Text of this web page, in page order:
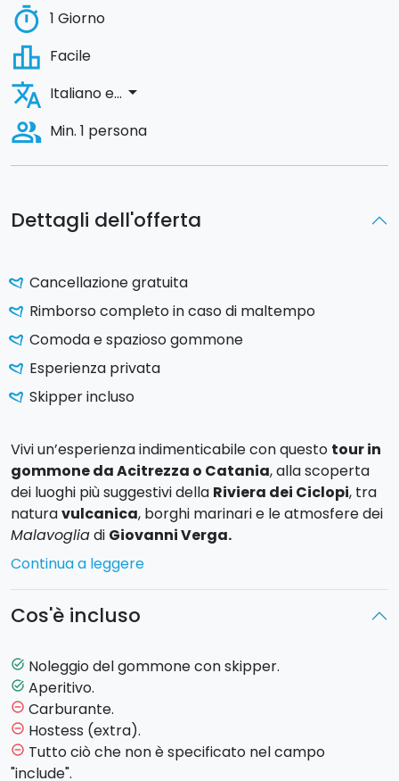
Dettagli dell'offerta
Cancellazione gratuita
Rimborso completo in caso di maltempo
Comoda e spazioso gommone
Esperienza privata
Skipper incluso
Viviun’esperienzaindimenticabileconquesto tourin
gommonedaAcitrezza o Catania,allascoperta
dei luoghi piùsuggestividella Riviera dei Ciclopi, tra
naturavulcanica, borghi marinarie leatmosferedei
Malavogliadi GiovanniVerga.
Potrai salperaidal
orientaledellaSicilia.
avrete la possibilità di ammirare dal mare la
Acireale, il borgo marino di
riviera dei Ciclopi
faraglionied il castello normano di
spingervi verso i borghi marinari diOgninaeSan
Giovanni Li Cuti
Continua a leggere
Cos'è incluso
task_alt Noleggio del gommone con skipper.
task_alt Aperitivo.
remove_circle_outline Carburante.
remove_circle_outline Hostess (extra).
remove_circle_outline Tutto ciò che non è specificato nel campo
"include".
timer 1 Giorno
leaderboard Facile
translate Italiano e... arrow_drop_down
people_alt Min. 1 persona